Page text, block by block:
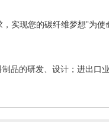
实现您的碳纤维梦想”为
品的研发、设计；进出口